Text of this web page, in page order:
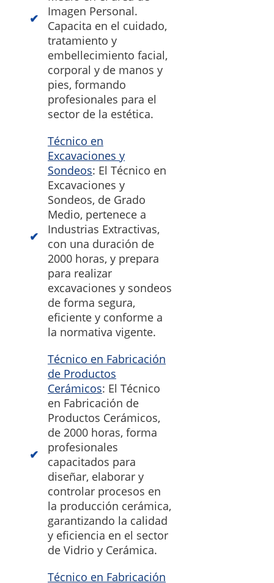
Imagen Personal.
Capacita en el cuidado,
tratamiento y
embellecimiento facial,
corporal y de manos y
pies, formando
profesionales para el
sector de la estética.
Técnico en
Excavaciones y
Sondeos: El Técnico en
Excavaciones y
Sondeos, de Grado
Medio, pertenece a
Industrias Extractivas,
con una duración de
2000 horas, y prepara
para realizar
excavaciones y sondeos
de forma segura,
eficiente y conforme a
la normativa vigente.
Técnico en Fabricación
de Productos
Cerámicos: El Técnico
en Fabricación de
Productos Cerámicos,
de 2000 horas, forma
profesionales
capacitados para
diseñar, elaborar y
controlar procesos en
la producción cerámica,
garantizando la calidad
y eficiencia en el sector
de Vidrio y Cerámica.
Técnico en Fabricación